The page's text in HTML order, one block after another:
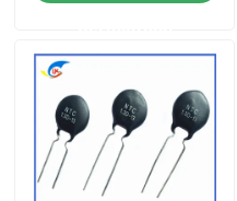
Berita
Kasus-kasus
Termistor PTC